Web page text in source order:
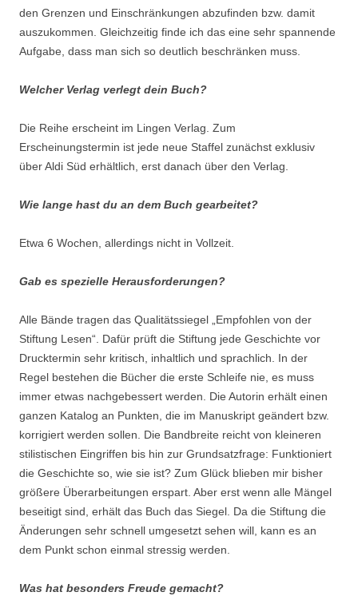
den Grenzen und Einschränkungen abzufinden bzw. damit
auszukommen. Gleichzeitig finde ich das eine sehr spannende
Aufgabe, dass man sich so deutlich beschränken muss.
Welcher Verlag verlegt dein Buch?
Die Reihe erscheint im Lingen Verlag. Zum
Erscheinungstermin ist jede neue Staffel zunächst exklusiv
über Aldi Süd erhältlich, erst danach über den Verlag.
Wie lange hast du an dem Buch gearbeitet?
Etwa 6 Wochen, allerdings nicht in Vollzeit.
Gab es spezielle Herausforderungen?
Alle Bände tragen das Qualitätssiegel „Empfohlen von der
Stiftung Lesen“. Dafür prüft die Stiftung jede Geschichte vor
Drucktermin sehr kritisch, inhaltlich und sprachlich. In der
Regel bestehen die Bücher die erste Schleife nie, es muss
immer etwas nachgebessert werden. Die Autorin erhält einen
ganzen Katalog an Punkten, die im Manuskript geändert bzw.
korrigiert werden sollen. Die Bandbreite reicht von kleineren
stilistischen Eingriffen bis hin zur Grundsatzfrage: Funktioniert
die Geschichte so, wie sie ist? Zum Glück blieben mir bisher
größere Überarbeitungen erspart. Aber erst wenn alle Mängel
beseitigt sind, erhält das Buch das Siegel. Da die Stiftung die
Änderungen sehr schnell umgesetzt sehen will, kann es an
dem Punkt schon einmal stressig werden.
Was hat besonders Freude gemacht?